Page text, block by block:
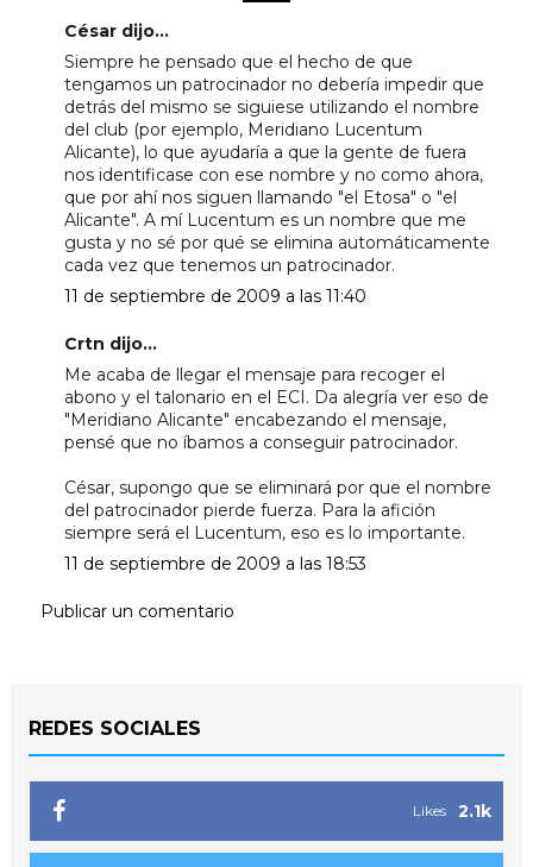
César dijo...
Siempre he pensado que el hecho de que
tengamos un patrocinador no debería impedir que
detrás del mismo se siguiese utilizando el nombre
del club (por ejemplo, Meridiano Lucentum
Alicante), lo que ayudaría a que la gente de fuera
nos identificase con ese nombre y no como ahora,
que por ahí nos siguen llamando "el Etosa" o "el
Alicante". A mí Lucentum es un nombre que me
gusta y no sé por qué se elimina automáticamente
cada vez que tenemos un patrocinador.
11 de septiembre de 2009 a las 11:40
Crtn dijo...
Me acaba de llegar el mensaje para recoger el
abono y el talonario en el ECI. Da alegría ver eso de
"Meridiano Alicante" encabezando el mensaje,
pensé que no íbamos a conseguir patrocinador.
César, supongo que se eliminará por que el nombre
del patrocinador pierde fuerza. Para la afición
siempre será el Lucentum, eso es lo importante.
11 de septiembre de 2009 a las 18:53
Publicar un comentario
REDES SOCIALES
2.1k
Likes